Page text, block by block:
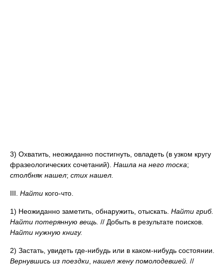
3) Охватить, неожиданно постигнуть, овладеть (в узком кругу
фразеологических сочетаний). Нашла на него тоска;
столбняк нашел; стих нашел.
III. Найти кого-что.
1) Неожиданно заметить, обнаружить, отыскать. Найти гриб.
Найти потерянную вещь. // Добыть в результате поисков.
Найти нужную книгу.
2) Застать, увидеть где-нибудь или в каком-нибудь состоянии.
Вернувшись из поездки нашел жену помолодевшей. //